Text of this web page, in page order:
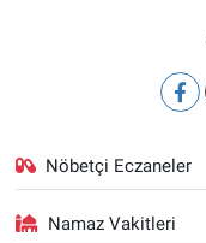
Nöbetçi Eczaneler
Namaz Vakitleri